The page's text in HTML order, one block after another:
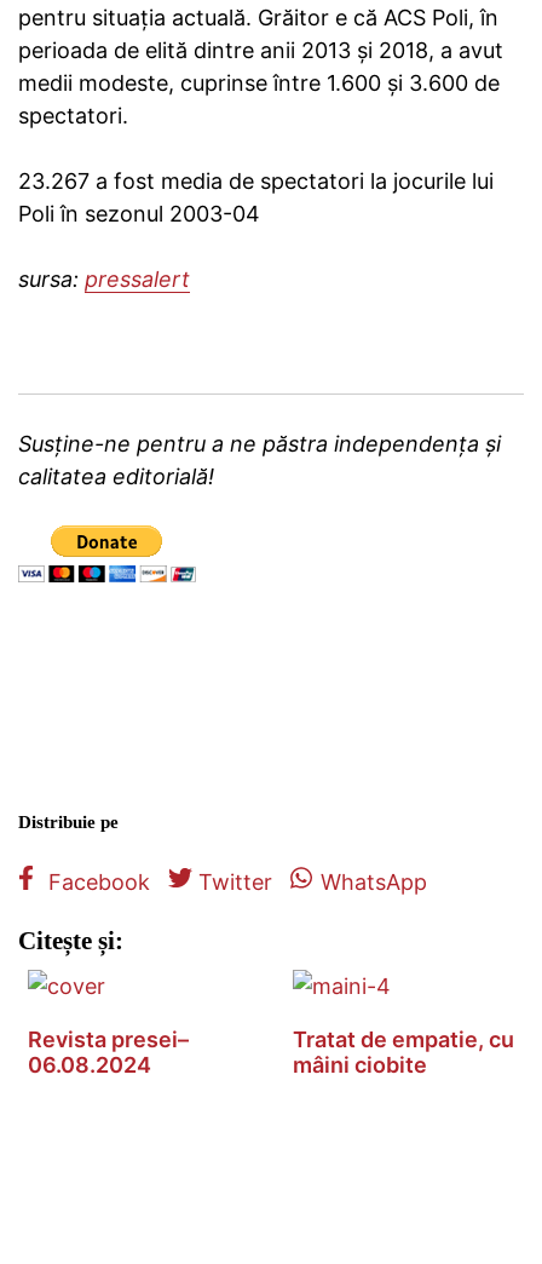
pentru situaţia actuală. Grăitor e că ACS Poli, în
perioada de elită dintre anii 2013 şi 2018, a avut
medii modeste, cuprinse între 1.600 şi 3.600 de
spectatori.
23.267 a fost media de spectatori la jocurile lui
Poli în sezonul 2003-04
sursa: pressalert
Susține-ne pentru a ne păstra independența și
calitatea editorială!
Distribuie pe
Facebook Twitter WhatsApp
Citește și:
Revista presei–
06.08.2024
Tratat de empatie, cu
mâini ciobite